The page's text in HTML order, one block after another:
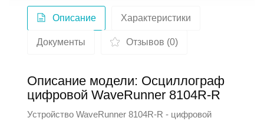
Описание Характеристики
Документы Отзывов (0)
Описание модели: Осциллограф
цифровой WaveRunner 8104R-R
Устройство WaveRunner 8104R-R - цифровой